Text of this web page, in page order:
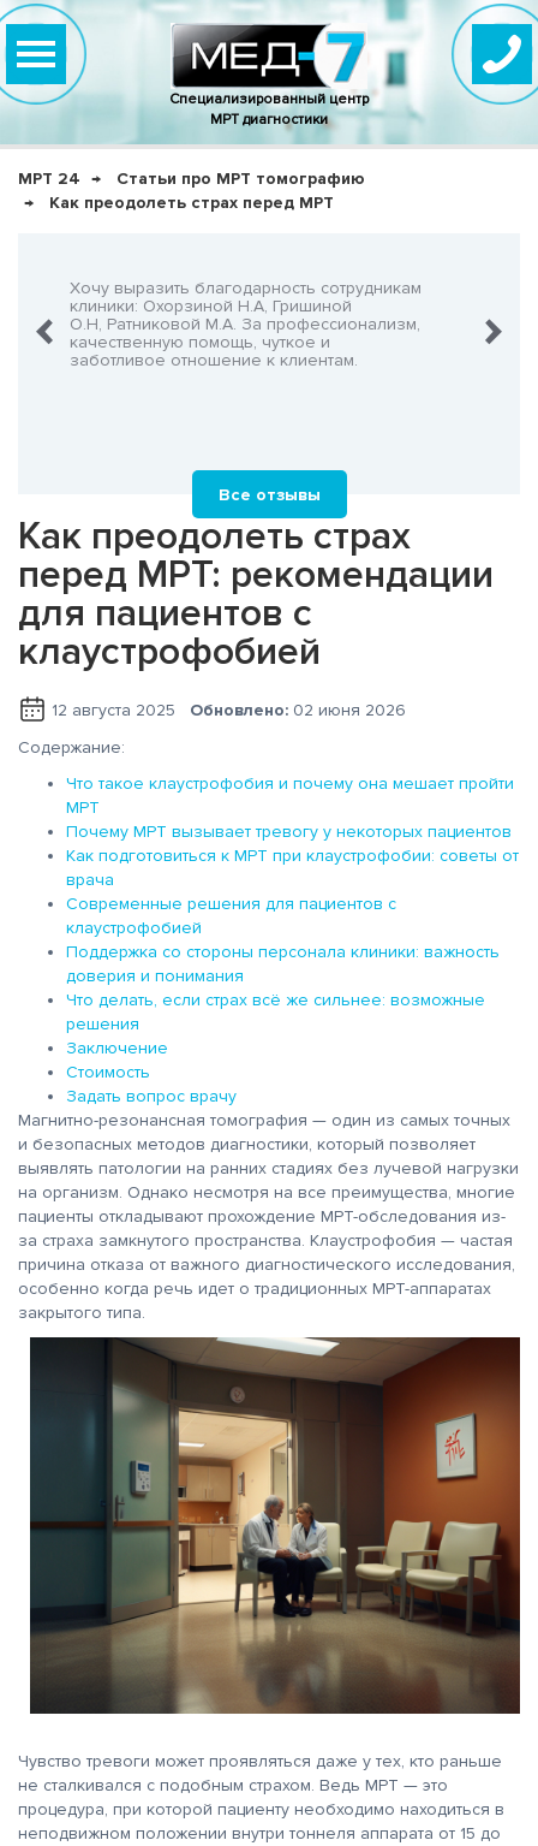
Специализированный центр
МРТ диагностики
МРТ 24
Статьи про МРТ томографию
Как преодолеть страх перед МРТ
Хочу выразить благодарность сотрудникам
клиники: Охорзиной Н.А, Гришиной
О.Н, Ратниковой М.А. За профессионализм,
качественную помощь, чуткое и
заботливое отношение к клиентам.
Все отзывы
Как преодолеть страх
перед МРТ: рекомендации
для пациентов с
клаустрофобией
12 августа 2025 Обновлено: 02 июня 2026
Содержание:
Что такое клаустрофобия и почему она мешает пройти
МРТ
Почему МРТ вызывает тревогу у некоторых пациентов
Как подготовиться к МРТ при клаустрофобии: советы от
врача
Современные решения для пациентов с
клаустрофобией
Поддержка со стороны персонала клиники: важность
доверия и понимания
Что делать, если страх всё же сильнее: возможные
решения
Заключение
Стоимость
Задать вопрос врачу
Магнитно-резонансная томография — один из самых точных
и безопасных методов диагностики, который позволяет
выявлять патологии на ранних стадиях без лучевой нагрузки
на организм. Однако несмотря на все преимущества, многие
пациенты откладывают прохождение МРТ-обследования из-
за страха замкнутого пространства. Клаустрофобия — частая
причина отказа от важного диагностического исследования,
особенно когда речь идет о традиционных МРТ-аппаратах
закрытого типа.
Чувство тревоги может проявляться даже у тех, кто раньше
не сталкивался с подобным страхом. Ведь МРТ — это
процедура, при которой пациенту необходимо находиться в
неподвижном положении внутри тоннеля аппарата от 15 до